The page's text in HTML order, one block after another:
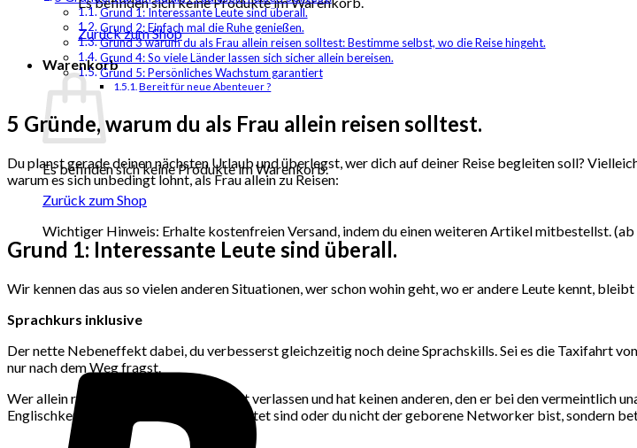
Zurück zum Shop
Warenkorb
Es befinden sich keine Produkte im Warenkorb.
Zurück zum Shop
Wichtiger Hinweis: Erhalte kostenfreien Versand, indem du einen weiteren Artikel mitbestellst.
Grund 1: Interessante Leute sind überall.
Grund 2: Einfach mal die Ruhe genießen.
Grund 3 warum du als Frau allein reisen solltest: Bestimme selbst, wo die Reise hingeht.
Grund 4: So viele Länder lassen sich sicher allein bereisen.
Grund 5: Persönliches Wachstum garantiert
Bereit für neue Abenteuer ?
5 Gründe, warum du als Frau allein reisen solltest.
Du planst gerade deinen nächsten Urlaub und überlegst, wer dich auf deiner Reise begleiten soll?
warum es sich unbedingt lohnt, als Frau allein zu Reisen:
Grund 1: Interessante Leute sind überall.
Wir kennen das aus so vielen anderen Situationen, wer schon wohin geht, wo er andere Leute kennt,
Sprachkurs inklusive
Der nette Nebeneffekt dabei, du verbesserst gleichzeitig noch deine Sprachskills. Sei es die Taxifahrt
nur nach dem Weg fragst.
Wer allein reist, muss sich auf sich selbst verlassen und hat keinen anderen, den er bei den vermeintlich
Englischkenntnisse ein bisschen eingerostet sind oder du nicht der geborene Networker bist, sondern